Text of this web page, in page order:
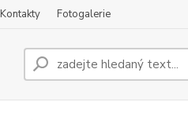
Kontakty Fotogalerie